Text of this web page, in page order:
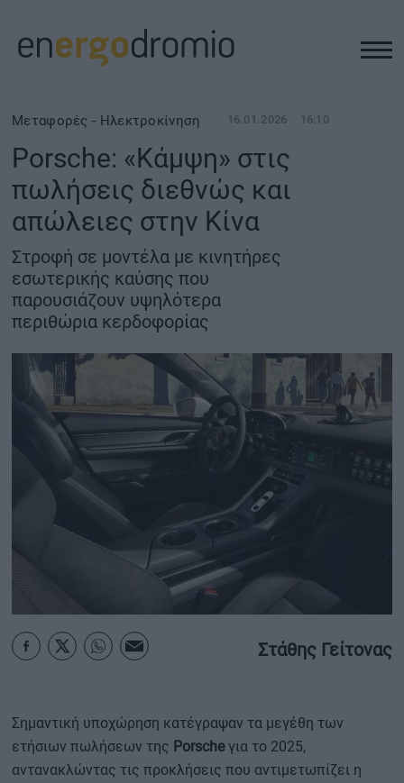
ΥΠΟΔΟΜΕΣ
REAL ESTATE
ΠΕΡΙΒΑΛΛΟΝ
ΕΝΕΡΓΕΙΑ
ΜΕΤΑΦΟΡΕΣ - ΗΛΕΚΤΡΟΚΙΝΗΣΗ
ΨΗΦΙΑΚΟΣ ΚΟΣΜΟΣ
ΟΙΚΟΝΟΜΙΑ - ΕΠΙΧΕΙΡΗΣΕΙΣ
MY PROPERTY
ΚΑΡΑΜΠΟΛΕΣ
Μεταφορές - Ηλεκτροκίνηση 16.01.2026 16:10
Porsche: «Κάμψη» στις
πωλήσεις διεθνώς και
απώλειες στην Κίνα
Στροφή σε μοντέλα με κινητήρες
εσωτερικής καύσης που
παρουσιάζουν υψηλότερα
περιθώρια κερδοφορίας
Στάθης Γείτονας
Σημαντική υποχώρηση κατέγραψαν τα μεγέθη των
ετήσιων πωλήσεων της Porscheγια το 2025,
αντανακλώντας τις προκλήσεις που αντιμετωπίζει η